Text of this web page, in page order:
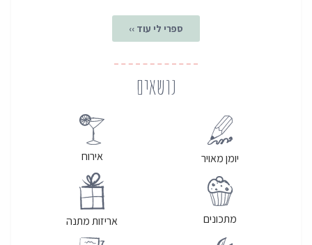
ספרי לי עוד ››
נושאים
יומן מאויר
מתכונים
אירוח
אריזות מתנה